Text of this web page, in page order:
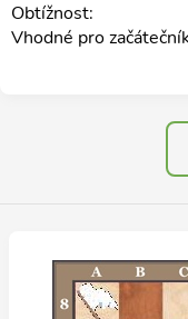
Obtížnost:
Vhodné pro